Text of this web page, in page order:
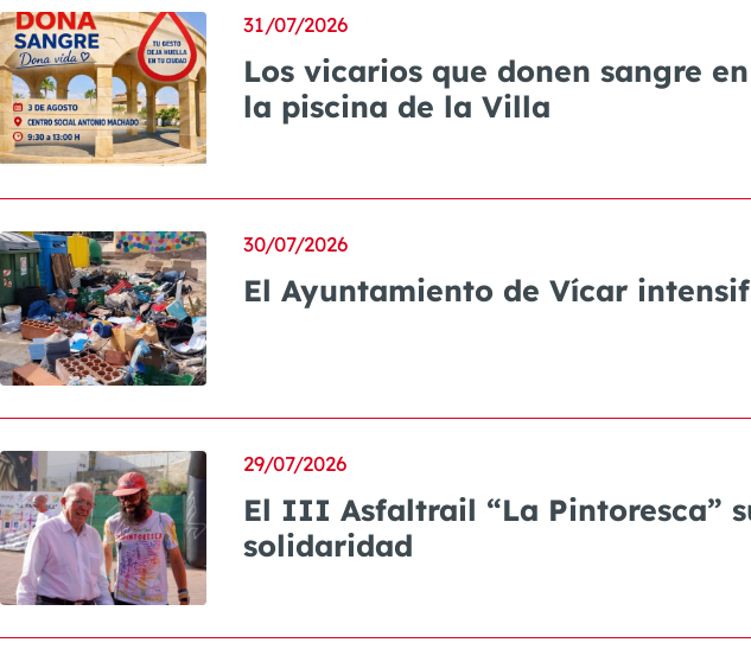
Los vicarios que donen sangre
la piscina de la Villa
31/07/2026
El Ayuntamiento de Vícar
30/07/2026
El III Asfaltrail “La Pintoresca”
solidaridad
29/07/2026